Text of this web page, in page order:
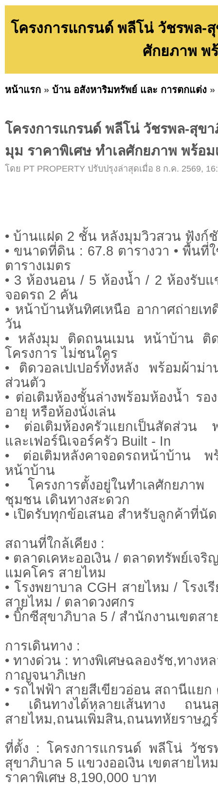
โครงการแกรนด์ พลีโน่ วัชรพล-
ศักยภาพ พ
หน้าแรก » บ้าน อสังหาริมทรัพย์ และ การตกแต่ง »
โครงการแกรนด์ พลีโน่ วัชรพล-สุข
มุม ราคาพิเศษ ทำเลศักยภาพ พร้อม
โดย PT PROPERTY ปรับปรุงล่าสุดเมื่อ 8 ก.ค. 2569,
• บ้านแฝด 2 ชั้น หลังมุมวิวสวน ฟังก์
• ขนาดที่ดิน : 67.8 ตารางวา • พื้นที่
ตารางเมตร
• 3 ห้องนอน / 5 ห้องน้ำ / 2 ห้องรับ
จอดรถ 2 คัน
• หน้าบ้านหันทิศเหนือ อากาศถ่ายเ
วัน
• หลังมุม ติดถนนเมน หน้าบ้าน ติ
โครงการ ไม่ชนใคร
• ติดวอลเปเปอร์ทั้งหลัง พร้อมผ้าม่า
ส่วนตัว
• ต่อเติมห้องชั้นล่างพร้อมห้องน้ำ รอ
อายุ หรือห้องนั่งเล่น
• ต่อเติมห้องครัวแยกเป็นสัดส่วน พ
และเฟอร์นิเจอร์ครัว Built - In
• ต่อเติมหลังคาจอดรถหน้าบ้าน พร้
หน้าบ้าน
• โครงการตั้งอยู่ในทำเลศักยภาพ
ชุมชน เดินทางสะดวก
• เปิดรับทุกข้อเสนอ สำหรับลูกค้าที่นั
สถานที่ใกล้เคียง :
• ตลาดเคหะออเงิน / ตลาดทรัพย์เจริ
แมคโคร สายไหม
• โรงพยาบาล CGH สายไหม / โรงเ
สายไหม / ตลาดวงศกร
• บิ๊กซีสุขาภิบาล 5 / สำนักงานเขตสา
การเดินทาง :
• ทางด่วน : ทางพิเศษฉลองรัช,ทางห
กาญจนาภิเษก
• รถไฟฟ้า สายสีเขียวอ่อน สถานีแยก
• เดินทางได้หลายเส้นทาง ถน
สายไหม,ถนนเพิ่มสิน,ถนนทหัยราษฎร์
ที่ตั้ง : โครงการแกรนด์ พลีโน่ วัช
สุขาภิบาล 5 แขวงออเงิน เขตสายไห
ราคาพิเศษ 8,190,000 บาท